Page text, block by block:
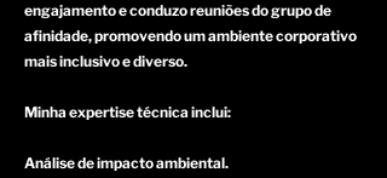
engajamento e conduzo reuniões do grupo de
afinidade, promovendo um ambiente corporativo
mais inclusivo e diverso.
Minha expertise técnica inclui:
Análise de impacto ambiental.